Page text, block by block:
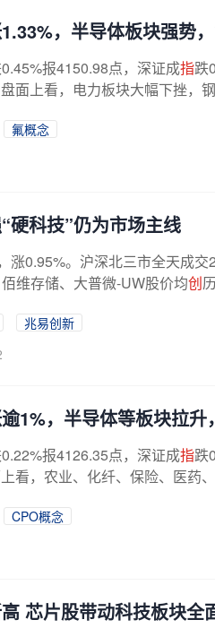
，半导体板块强势
报4150.98点，深证成指跌
面上看，电力板块大幅下挫，
氟概念
硬科技”仍为市场主线
涨0.95%。沪深北三市全天成
维存储、大普微-UW股价均创
兆易创新
1%，半导体等板块拉升
报4126.35点，深证成指跌
看，农业、化纤、保险、医药
CPO概念
芯片股带动科技板块全